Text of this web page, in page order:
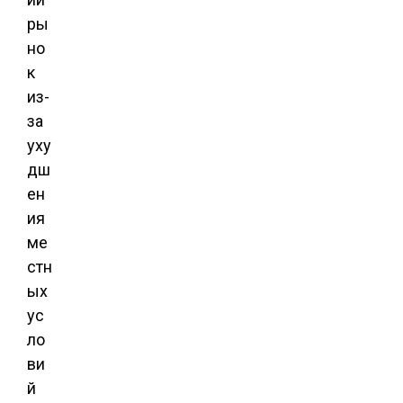
ры
но
к
из-
за
уху
дш
ен
ия
ме
стн
ых
ус
ло
ви
й